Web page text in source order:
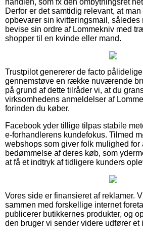
Derfor er det samtidig relevant, at
opbevarer sin kvitteringsmail, således
bevise sin ordre af Lommekniv med
shopper til en kvinde eller mand.
Trustpilot genererer de facto
gennemstøve en række nuværende
på grund af dette tilråder vi, at du
virksomhedens anmeldelser af
forinden du køber.
Facebook yder tillige tilpas stabile
e-forhandlerens kundefokus. Tilmed
webshops som giver folk mulighed for
bedømmelse af deres køb, som
at få et indtryk af tidligere kunders
Vores side er finansieret af reklamer.
sammen med forskellige internet
publicerer butikkernes produkter, og
den bruger vi sender videre udfører et